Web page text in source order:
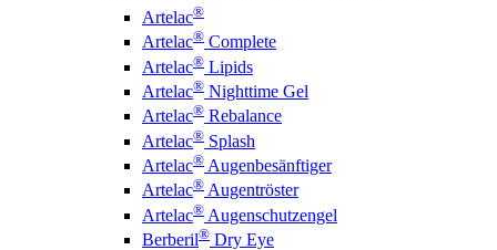
Artelac®
Artelac® Complete
Artelac® Lipids
Artelac® Nighttime Gel
Artelac® Rebalance
Artelac® Splash
Artelac® Augenbesänftiger
Artelac® Augentröster
Artelac® Augenschutzengel
Berberil® Dry Eye